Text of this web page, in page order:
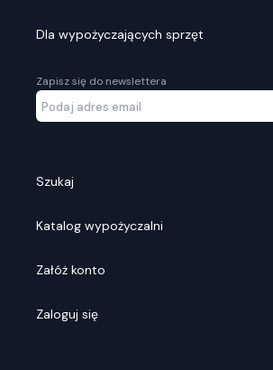
Dla wypożyczających sprzęt
Zapisz się do newslettera
Szukaj
Katalog wypożyczalni
Załóż konto
Zaloguj się